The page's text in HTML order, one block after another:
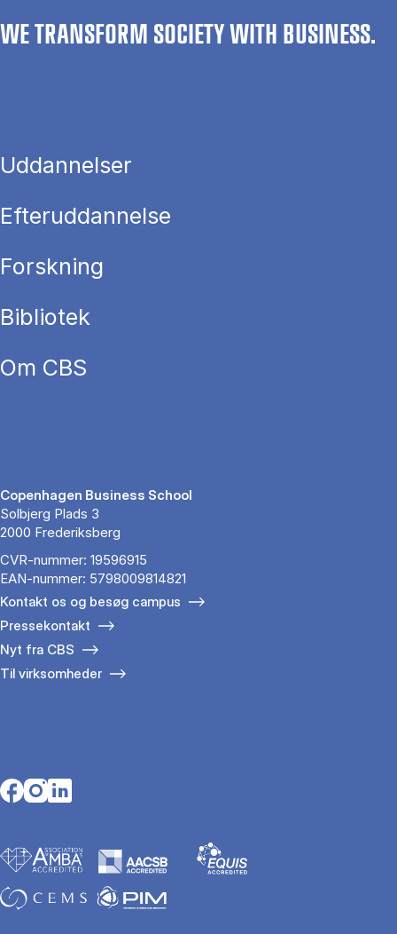
WE TRANSFORM SOCIETY WITH BUSINESS.
Uddannelser
Efteruddannelse
Forskning
Bibliotek
Om CBS
Copenhagen Business School
Solbjerg Plads 3
2000 Frederiksberg
CVR-nummer: 19596915
EAN-nummer: 5798009814821
Kontakt os og besøg campus
Pressekontakt
Nyt fra CBS
Til virksomheder
Opens in a new tab
Opens in a new tab
Opens in a new tab